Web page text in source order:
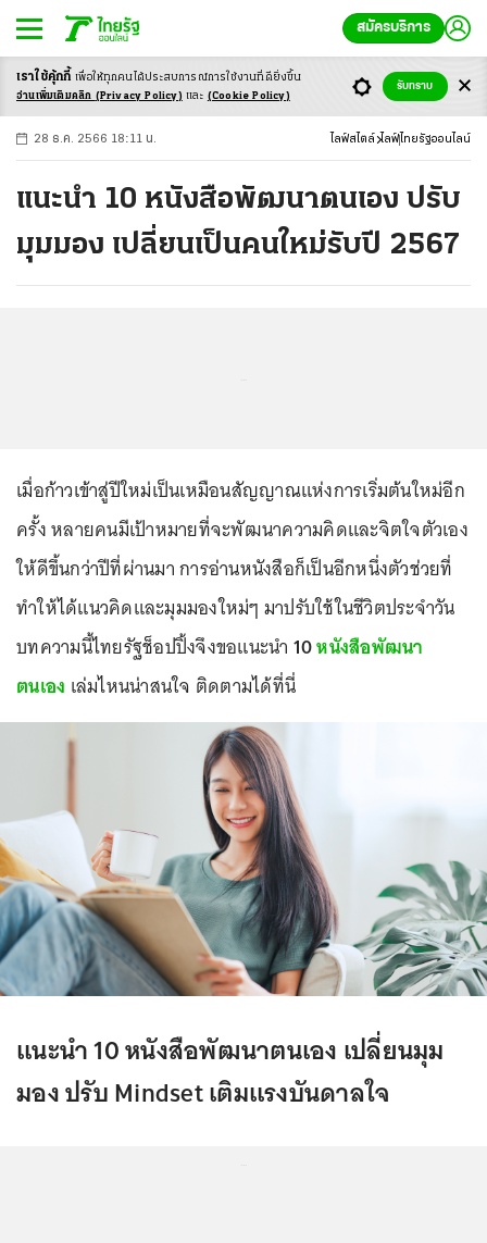
สมัครบริการ
-ก ก ก+
28 ธ.ค. 2566 18:11 น. ไลฟ์สไตล์ ไลฟ์ไทยรัฐออนไลน์
แนะนำ 10 หนังสือพัฒนาตนเอง ปรับ
มุมมอง เปลี่ยนเป็นคนใหม่รับปี 2567
เมื่อก้าวเข้าสู่ปีใหม่เป็นเหมือนสัญญาณแห่งการเริ่มต้นใหม่อีก
ครั้ง หลายคนมีเป้าหมายที่จะพัฒนาความคิดและจิตใจตัวเอง
ให้ดีขึ้นกว่าปีที่ผ่านมา การอ่านหนังสือก็เป็นอีกหนึ่งตัวช่วยที่
ทำให้ได้แนวคิดและมุมมองใหม่ๆ มาปรับใช้ในชีวิตประจำวัน
บทความนี้ไทยรัฐช็อปปิ้งจึงขอแนะนำ 10หนังสือพัฒนา
ตนเอง เล่มไหนน่าสนใจ ติดตามได้ที่นี่
แนะนำ 10 หนังสือพัฒนาตนเอง เปลี่ยนมุม
มอง ปรับ Mindset เติมแรงบันดาลใจ
เราใช้คุ้กกี้ เพื่อให้ทุกคนได้ประสบการณ์การใช้งานที่ดียิ่งขึ้น
อ่านเพิ่มเติมคลิก (Privacy Policy) และ (Cookie Policy)
รับทราบ